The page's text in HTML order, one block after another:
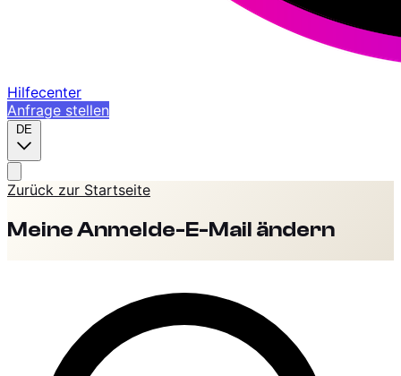
Hilfecenter
Anfrage stellen
DE
Zurück zur Startseite
Meine Anmelde-E-Mail ändern